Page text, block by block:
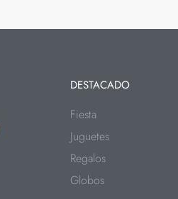
DESTACADO
Fiesta
Juguetes
Regalos
Globos